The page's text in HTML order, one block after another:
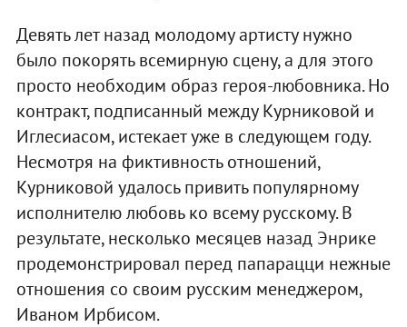
Девять лет назад молодому артисту нужно
было покорять всемирную сцену, а для этого
просто необходим образ героя-любовника. Но
контракт, подписанный между Курниковой и
Иглесиасом, истекает уже в следующем году.
Несмотря на фиктивность отношений,
Курниковой удалось привить популярному
исполнителю любовь ко всему русскому. В
результате, несколько месяцев назад Энрике
продемонстрировал перед папарацци нежные
отношения со своим русским менеджером,
Иваном Ирбисом.